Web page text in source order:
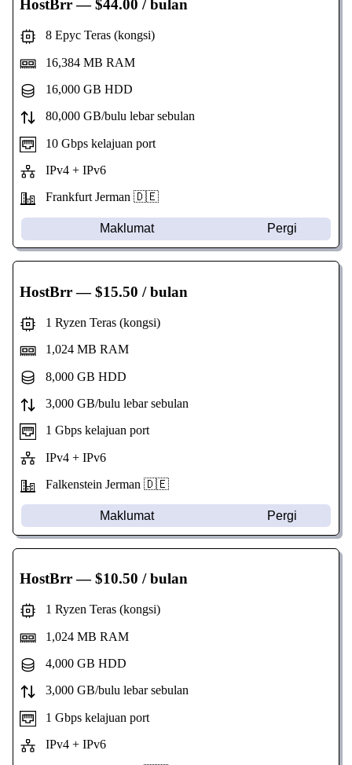
HostBrr— $44.00 / bulan
8 Epyc Teras (kongsi)
16,384 MB RAM
16,000 GB HDD
80,000 GB/bulu lebar sebulan
10 Gbps kelajuan port
IPv4 + IPv6
Frankfurt Jerman 🇩🇪
Maklumat Pergi
HostBrr— $15.50 / bulan
1 Ryzen Teras (kongsi)
1,024 MB RAM
8,000 GB HDD
3,000 GB/bulu lebar sebulan
1 Gbps kelajuan port
IPv4 + IPv6
Falkenstein Jerman 🇩🇪
Maklumat Pergi
HostBrr— $10.50 / bulan
1 Ryzen Teras (kongsi)
1,024 MB RAM
4,000 GB HDD
3,000 GB/bulu lebar sebulan
1 Gbps kelajuan port
IPv4 + IPv6